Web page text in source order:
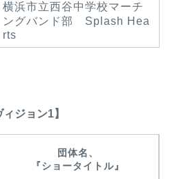
横浜市立西谷中学校マーチ
ングバンド部 Splash Hea
rts
ジョン1】
団体名、
『ショータイトル』